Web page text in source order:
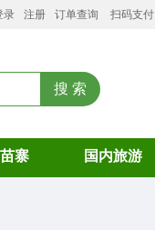
订单查询 扫码支付
录 注册
寨 国内旅游